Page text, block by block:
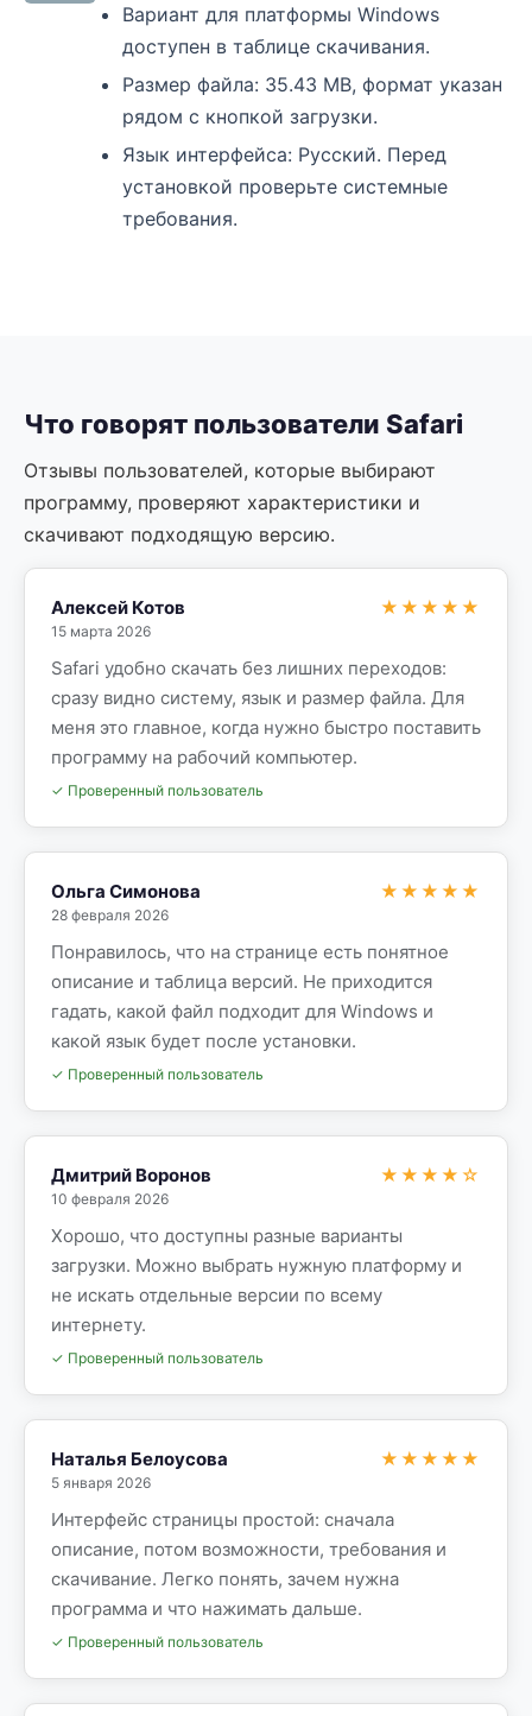
Вариант для платформы Windows
доступен в таблице скачивания.
Размер файла: 35.43 MB, формат указан
рядом с кнопкой загрузки.
Язык интерфейса: Русский. Перед
установкой проверьте системные
требования.
Что говорят пользователи Safari
Отзывы пользователей, которые выбирают
программу, проверяют характеристики и
скачивают подходящую версию.
Алексей Котов
15 марта 2026
★★★★★
Safari удобно скачать без лишних переходов:
сразу видно систему, язык и размер файла. Для
меня это главное, когда нужно быстро поставить
программу на рабочий компьютер.
✓ Проверенный пользователь
Ольга Симонова
28 февраля 2026
★★★★★
Понравилось, что на странице есть понятное
описание и таблица версий. Не приходится
гадать, какой файл подходит для Windows и
какой язык будет после установки.
✓ Проверенный пользователь
Дмитрий Воронов
10 февраля 2026
★★★★☆
Хорошо, что доступны разные варианты
загрузки. Можно выбрать нужную платформу и
не искать отдельные версии по всему
интернету.
✓ Проверенный пользователь
Наталья Белоусова
5 января 2026
★★★★★
Интерфейс страницы простой: сначала
описание, потом возможности, требования и
скачивание. Легко понять, зачем нужна
программа и что нажимать дальше.
✓ Проверенный пользователь